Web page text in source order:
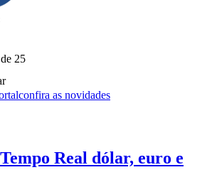
25
confira as novidades
Real dólar, euro e